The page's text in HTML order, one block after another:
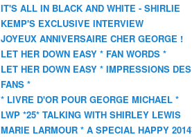
IT'S ALL IN BLACK AND WHITE - SHIRLIE
KEMP'S EXCLUSIVE INTERVIEW
JOYEUX ANNIVERSAIRE CHER GEORGE !
LET HER DOWN EASY * FAN WORDS *
LET HER DOWN EASY * IMPRESSIONS DES
FANS *
* LIVRE D'OR POUR GEORGE MICHAEL *
LWP *25* TALKING WITH SHIRLEY LEWIS
MARIE LARMOUR * A SPECIAL HAPPY